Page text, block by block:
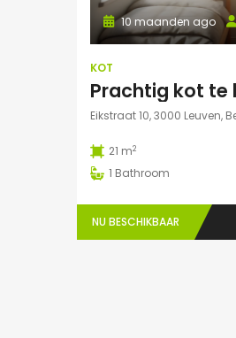
10 maanden ago
KOT
Eikstraat 10, 3000 Leuven,
21 m2
1 Bathroom
NU BESCHIKBAAR